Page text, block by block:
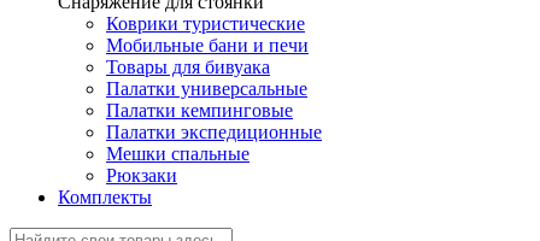
Коврики туристические
Мобильные бани и печи
Товары для бивуака
Палатки универсальные
Палатки кемпинговые
Палатки экспедиционные
Мешки спальные
Рюкзаки
Комплекты